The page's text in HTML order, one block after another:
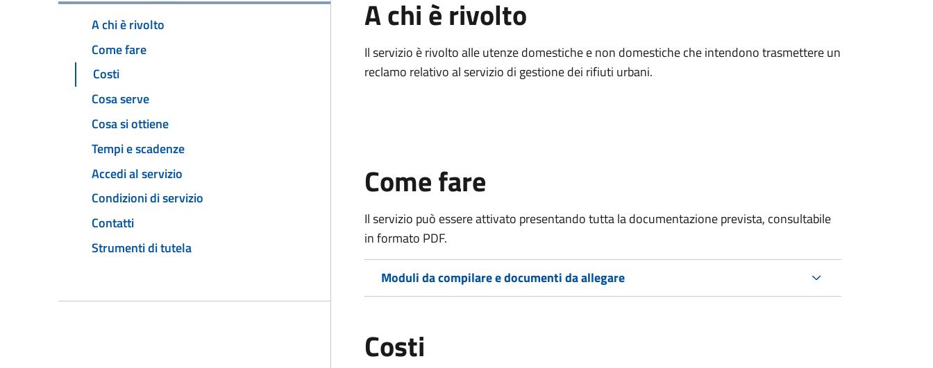
A chi è rivolto
Come fare
Costi
Cosa serve
Cosa si ottiene
Tempi e scadenze
Accedi al servizio
Condizioni di servizio
Contatti
Strumenti di tutela
A chi è rivolto
Il servizio è rivolto alle utenze domestiche e non domestiche che intendono trasmettere un
reclamo relativo al servizio di gestione dei rifiuti urbani.
Come fare
Il servizio può essere attivato presentando tutta la documentazione prevista, consultabile
in formato PDF.
Moduli da compilare e documenti da allegare
Costi